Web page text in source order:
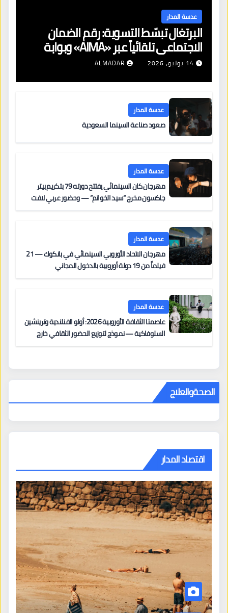
عدسة المدار
البرتغال تبسّط التسوية: رقم الضمان
الاجتماعي تلقائياً عبر «AIMA» وبوابة
جديدة لتجديد الإقامات
14 يوليو، 2026 ALMADAR
عدسة المدار
صعود صناعة السينما السعودية
عدسة المدار
مهرجان كان السينمائي يفتتح دورته 79 بتكريم بيتر
جاكسون مخرج “سيد الخواتم” — وحضور عربي لافت
عدسة المدار
مهرجان الاتحاد الأوروبي السينمائي في بانكوك — 21
فيلماً من 19 دولة أوروبية بالدخول المجاني
عدسة المدار
عاصمتا الثقافة الأوروبية 2026: أولو الفنلندية وترينشين
السلوفاكية — نموذج لتوزيع الحضور الثقافي خارج
الصحةوالعلاج
اقتصاد المدار